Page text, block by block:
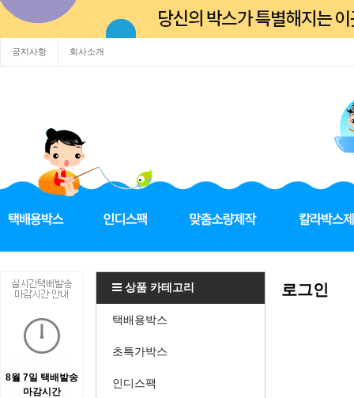
공지사항 회사소개
8월 7일 택배발송
마감시간
상품 카테고리
택배용박스
초특가박스
인디스팩
로그인